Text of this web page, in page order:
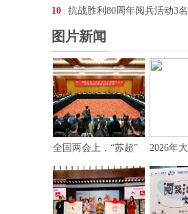
10 抗战胜利80周年阅兵活动3名旗手
图片新闻
全国两会上，“苏超” 2026年